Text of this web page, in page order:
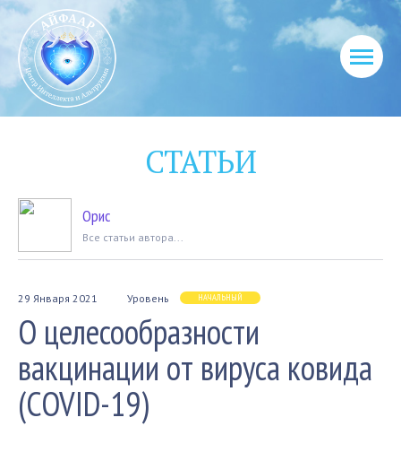
СТАТЬИ
Орис
Вcе статьи автора...
29 Января 2021 Уровень НАЧАЛЬНЫЙ
О целесообразности
вакцинации от вируса ковида
(COVID-19)